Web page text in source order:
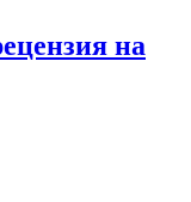
на